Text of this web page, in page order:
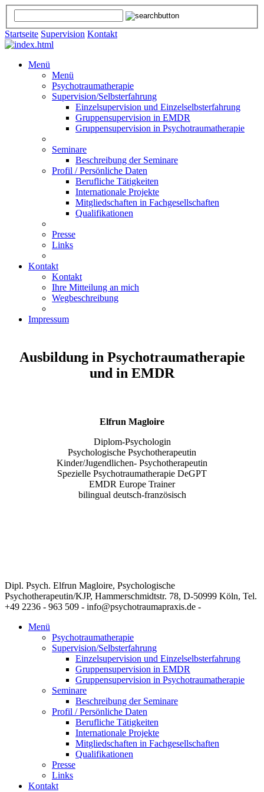
Startseite Supervision Kontakt
Menü
Menü
Psychotraumatherapie
Supervision/Selbsterfahrung
Einzelsupervision und Einzelselbsterfahrung
Gruppensupervision in EMDR
Gruppensupervision in Psychotraumatherapie
Seminare
Beschreibung der Seminare
Profil / Persönliche Daten
Berufliche Tätigkeiten
Internationale Projekte
Mitgliedschaften in Fachgesellschaften
Qualifikationen
Presse
Links
Kontakt
Kontakt
Ihre Mitteilung an mich
Wegbeschreibung
Impressum
Ausbildung in Psychotraumatherapie
und in EMDR
Elfrun Magloire
Diplom-Psychologin
Psychologische Psychotherapeutin
Kinder/Jugendlichen- Psychotherapeutin
Spezielle Psychotraumatherapie DeGPT
EMDR Europe Trainer
bilingual deutsch-französisch
Dipl. Psych. Elfrun Magloire, Psychologische
Psychotherapeutin/KJP, Hammerschmidtstr. 78, D-50999 Köln, Tel.
+49 2236 - 963 509 - info@psychotraumapraxis.de -
Menü
Psychotraumatherapie
Supervision/Selbsterfahrung
Einzelsupervision und Einzelselbsterfahrung
Gruppensupervision in EMDR
Gruppensupervision in Psychotraumatherapie
Seminare
Beschreibung der Seminare
Profil / Persönliche Daten
Berufliche Tätigkeiten
Internationale Projekte
Mitgliedschaften in Fachgesellschaften
Qualifikationen
Presse
Links
Kontakt